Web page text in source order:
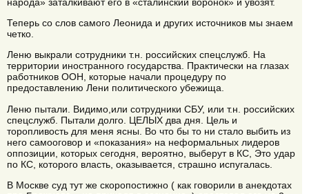
Теперь со слов самого Леонида и других источников мы знаем
четко.
Леню выкрали сотрудники т.н. российских спецслужб. На
территории иностранного государства. Практически на глазах
работников ООН, которые начали процедуру по
предоставлению Лени политического убежища.
Леню пытали. Видимо,или сотрудники СБУ, или т.н. российских
спецслужб. Пытали долго. ЦЕЛЫХ два дня. Цель и
торопливость для меня ясны. Во что бы то ни стало выбить из
него самооговор и «показания» на неформальных лидеров
оппозиции, которых сегодня, вероятно, выберут в КС, Это удар
по КС, которого власть, оказывается, страшно испугалась.
В Москве суд тут же скоропостижно ( как говорили в анекдотах